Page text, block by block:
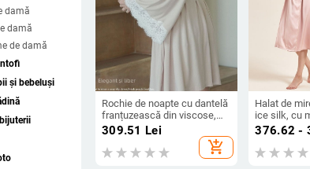
damă
damă
de damă
și bebeluși
Rochie de noapte cu dantelă
franțuzească din viscose,
mâneci lungi, țesătură
subțire 121–140 g/m²,
decolteu în V, respirabilă,
pentru somn, acasă și ieșiri,
309.51 Lei
add_shopping_cart
Halat de
ice silk, cu
– mâneci
81–100 g/
376.62 -